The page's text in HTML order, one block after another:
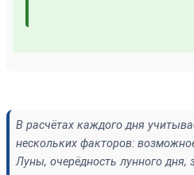
В расчётах каждого дня
нескольких факторов:
Луны, очерёдность лунного дня,